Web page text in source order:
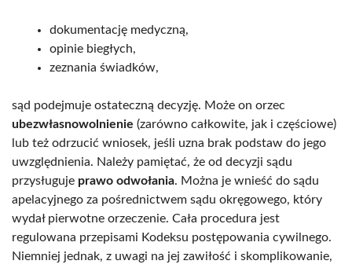
dokumentację medyczną,
opinie biegłych,
zeznania świadków,
sąd podejmuje ostateczną decyzję. Może on orzec
ubezwłasnowolnienie (zarówno całkowite, jak i częściowe)
lub też odrzucić wniosek, jeśli uzna brak podstaw do jego
uwzględnienia. Należy pamiętać, że od decyzji sądu
przysługuje prawo odwołania. Można je wnieść do sądu
apelacyjnego za pośrednictwem sądu okręgowego, który
wydał pierwotne orzeczenie. Cała procedura jest
regulowana przepisami Kodeksu postępowania cywilnego.
Niemniej jednak, z uwagi na jej zawiłość i skomplikowanie,